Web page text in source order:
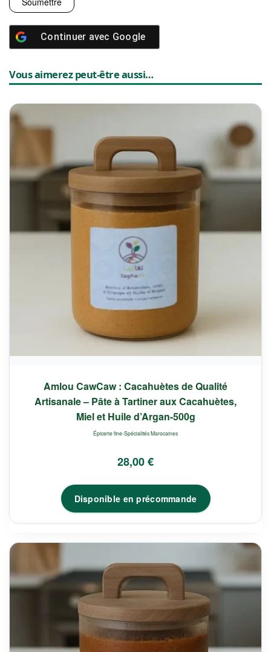
Continuer avec Google
Vous aimerez peut-être aussi…
Amlou CawCaw : Cacahuètes de Qualité
Artisanale – Pâte à Tartiner aux Cacahuètes,
Miel et Huile d’Argan-500g
Épicerie fine-Spécialités Marocaines
28,00€
Disponible en précommande